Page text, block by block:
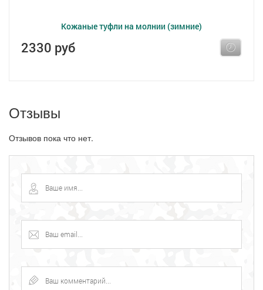
Кожаные туфли на молнии (зимние)
2330 руб
Отзывы
Отзывов пока что нет.